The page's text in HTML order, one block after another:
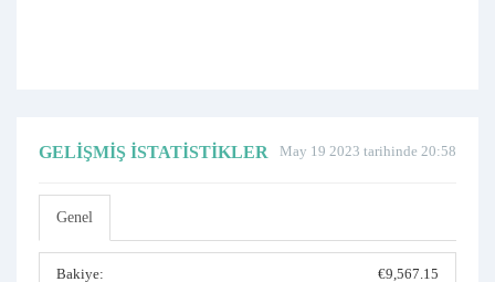
May 19 2023 tarihinde 20:58
GELIŞMIŞ İSTATISTIKLER
Genel
Bakiye: €9,567.15